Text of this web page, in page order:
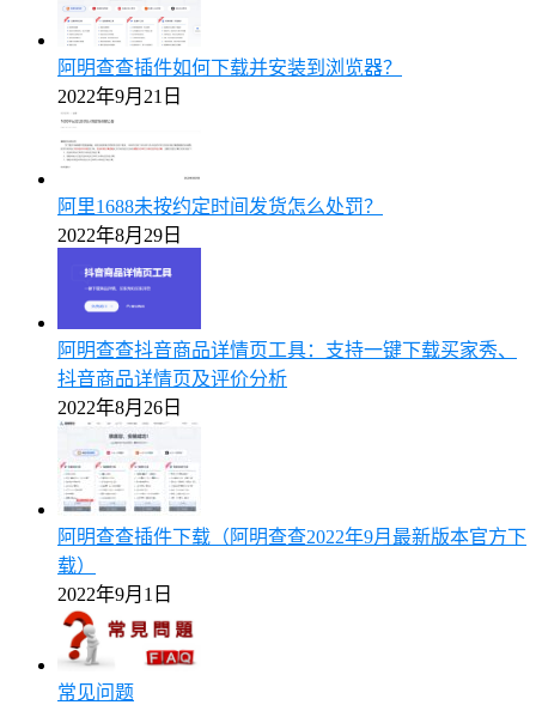
阿明查查插件如何下载并安装到浏览器？
2022年9月21日
阿里1688未按约定时间发货怎么处罚？
2022年8月29日
阿明查查抖音商品详情页工具：支持一键下载买家秀、
抖音商品详情页及评价分析
2022年8月26日
阿明查查插件下载（阿明查查2022年9月最新版本官方下
载）
2022年9月1日
常见问题